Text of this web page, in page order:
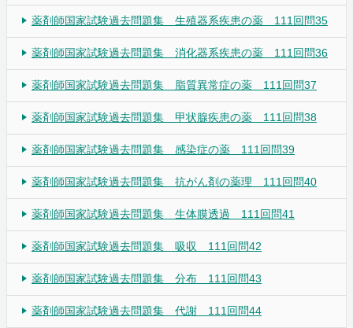
薬剤師国家試験過去問題集 生殖器系疾患の薬 111回問35
薬剤師国家試験過去問題集 消化器系疾患の薬 111回問36
薬剤師国家試験過去問題集 脂質異常症の薬 111回問37
薬剤師国家試験過去問題集 甲状腺疾患の薬 111回問38
薬剤師国家試験過去問題集 感染症の薬 111回問39
薬剤師国家試験過去問題集 抗がん剤の薬理 111回問40
薬剤師国家試験過去問題集 生体膜透過 111回問41
薬剤師国家試験過去問題集 吸収 111回問42
薬剤師国家試験過去問題集 分布 111回問43
薬剤師国家試験過去問題集 代謝 111回問44